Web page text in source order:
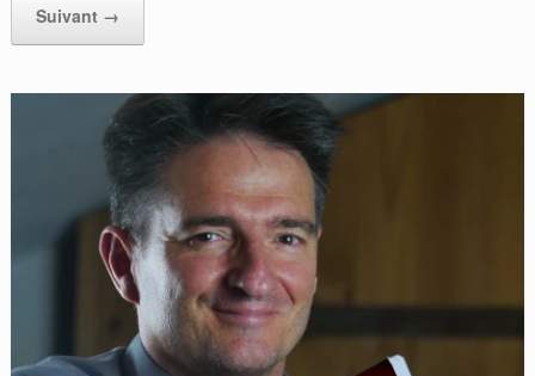
Suivant →